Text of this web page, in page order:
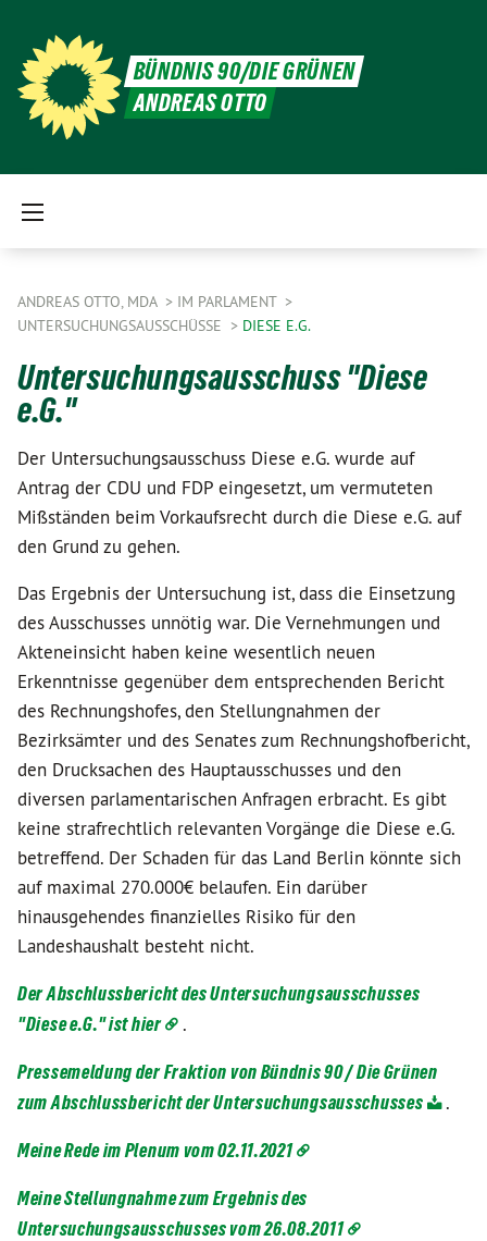
BÜNDNIS 90/DIE GRÜNEN
ANDREAS OTTO
ANDREAS OTTO, MDA
IM PARLAMENT
UNTERSUCHUNGSAUSSCHÜSSE
DIESE E.G.
Untersuchungsausschuss "Diese
e.G."
Der Untersuchungsausschuss Diese e.G. wurde auf
Antrag der CDU und FDP eingesetzt, um vermuteten
Mißständen beim Vorkaufsrecht durch die Diese e.G. auf
den Grund zu gehen.
Das Ergebnis der Untersuchung ist, dass die Einsetzung
des Ausschusses unnötig war. Die Vernehmungen und
Akteneinsicht haben keine wesentlich neuen
Erkenntnisse gegenüber dem entsprechenden Bericht
des Rechnungshofes, den Stellungnahmen der
Bezirksämter und des Senates zum Rechnungshofbericht,
den Drucksachen des Hauptausschusses und den
diversen parlamentarischen Anfragen erbracht. Es gibt
keine strafrechtlich relevanten Vorgänge die Diese e.G.
betreffend. Der Schaden für das Land Berlin könnte sich
auf maximal 270.000€ belaufen. Ein darüber
hinausgehendes finanzielles Risiko für den
Landeshaushalt besteht nicht.
Der Abschlussbericht des Untersuchungsausschusses
"Diese e.G." ist hier
.
Pressemeldung der Fraktion von Bündnis 90 / Die Grünen
zum Abschlussbericht der Untersuchungsausschusses
.
Meine Rede im Plenum vom 02.11.2021
Meine Stellungnahme zum Ergebnis des
Untersuchungsausschusses vom 26.08.2011